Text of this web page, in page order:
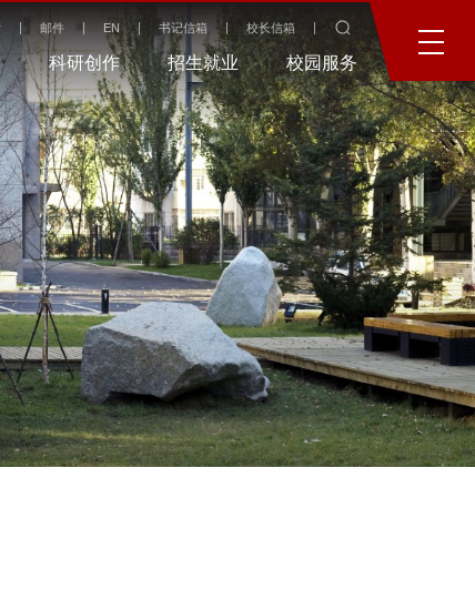
邮件 EN 书记信箱 校长信箱
科研创作 招生就业 校园服务